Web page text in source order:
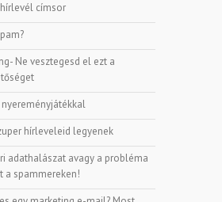
címsor
Ne vesztegesd el ezt a
hírleveleid legyenek
adathalászat avagy a probléma
a spammereken!